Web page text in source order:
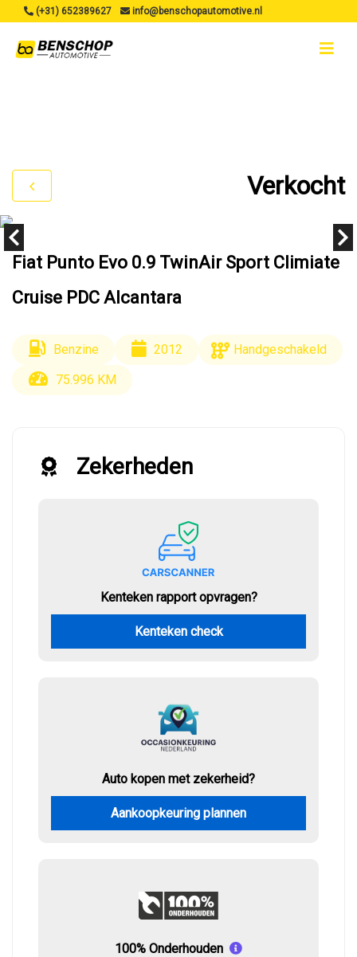
(+31) 652389627 info@benschopautomotive.nl
Verkocht
Fiat Punto Evo 0.9 TwinAir Sport Climiate
Cruise PDC Alcantara
Benzine 2012
Handgeschakeld
75.996 KM
Zekerheden
Kenteken rapport opvragen?
Kenteken check
Auto kopen met zekerheid?
Aankoopkeuring plannen
100% Onderhouden